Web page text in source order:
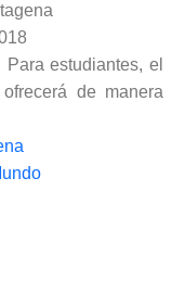
estudiantes, el
de manera